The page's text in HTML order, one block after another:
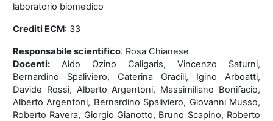
laboratorio biomedico
Crediti ECM: 33
Responsabile scientifico: Rosa Chianese
Docenti: Aldo Ozino Caligaris, Vincenzo Saturni,
Bernardino Spaliviero, Caterina Gracili, Igino Arboatti,
Davide Rossi, Alberto Argentoni, Massimiliano Bonifacio,
Alberto Argentoni, Bernardino Spaliviero, Giovanni Musso,
Roberto Ravera, Giorgio Gianotto, Bruno Scapino, Roberto